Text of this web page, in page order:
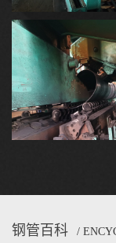
钢管百科 /